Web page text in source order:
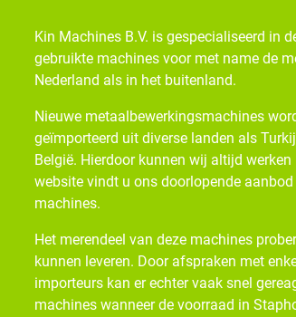
Kin Machines B.V. is gespecialiseerd in
gebruikte machines voor met name de
Nederland als in het buitenland.
Nieuwe metaalbewerkingsmachines
geïmporteerd uit diverse landen als
België. Hierdoor kunnen wij altijd
website vindt u ons doorlopende
machines.
Het merendeel van deze machines
kunnen leveren. Door afspraken met
importeurs kan er echter vaak snel
machines wanneer de voorraad in